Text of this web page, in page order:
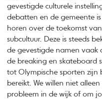
gevestigde culturele
debatten en de gemeente
horen over de toekomst
subcultuur. Deze is steeds
de gevestigde namen vaak
de breaking en skateboard
tot Olympische sporten zijn
bereikt. We willen niet
probleem in de wijk of om